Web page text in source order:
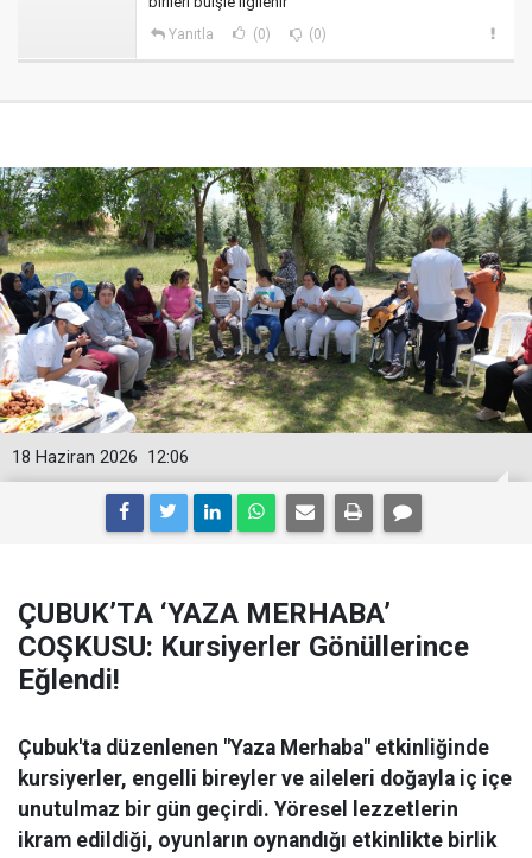
Yanıtla (0) (0)
12:06
18 Haziran 2026
ÇUBUK’TA ‘YAZA MERHABA’
COŞKUSU: Kursiyerler Gönüllerince
Eğlendi!
Çubuk'ta düzenlenen "Yaza Merhaba" etkinliğinde
kursiyerler, engelli bireyler ve aileleri doğayla iç içe
unutulmaz bir gün geçirdi. Yöresel lezzetlerin
ikram edildiği, oyunların oynandığı etkinlikte birlik